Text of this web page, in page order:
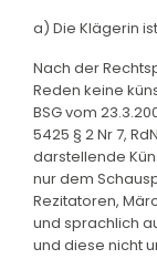
a) Die Klägerin
Nach der
Reden keine
BSG vom
5425 § 2 Nr 7,
darstellende
nur dem
Rezitatoren,
und sprachlich
und diese nicht